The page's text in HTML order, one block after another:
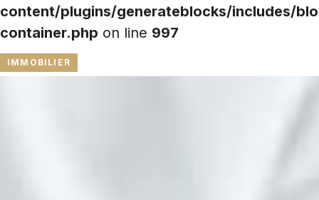
content/plugins/generateblocks/includes/
container.php on line 997
IMMOBILIER